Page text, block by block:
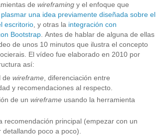
de wireframing y el enfoque que
plasmar una idea previamente diseñada sobre el
escritorio , y otras la integración con
Bootstrap Antes de hablar de alguna de ellas
de unos 10 minutos que ilustra el concepto
. El vídeo fue elaborado en 2010 por
así:
de wireframe , diferenciación entre
y recomendaciones al respecto.
de un wireframe usando la herramienta
recomendación principal (empezar con un
poco a poco).